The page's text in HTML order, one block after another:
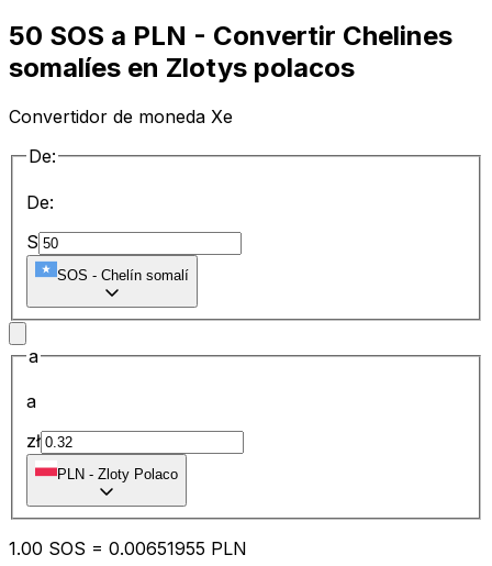
50 SOS a PLN - Convertir Chelines
somalíes en Zlotys polacos
Convertidor de moneda Xe
De:
De:
S
SOS - Chelín somalí
a
a
zł
PLN - Zloty Polaco
1.00 SOS = 0.00651955 PLN